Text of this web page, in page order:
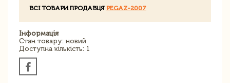
ВСІ ТОВАРИ ПРОДАВЦЯ PEGAZ-2007
Інформація
Стан товару: новий
Доступна кількість: 1